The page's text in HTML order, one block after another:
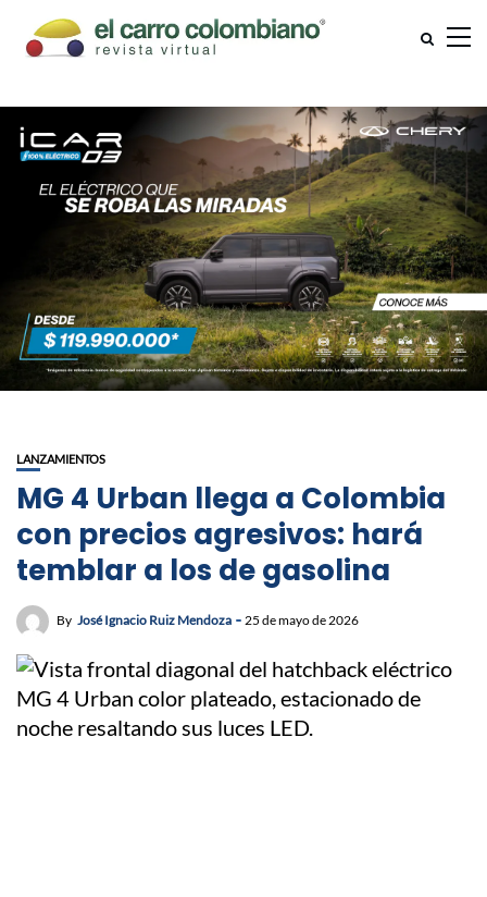
LANZAMIENTOS
MG 4 Urban llega a Colombia
con precios agresivos: hará
temblar a los de gasolina
By José Ignacio Ruiz Mendoza 25 de mayo de 2026